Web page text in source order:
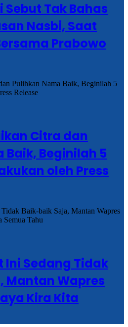
Tak Bahas
Nasbi, Saat
Prabowo
Citra dan
Baik, Beginilah 5
oleh Press
Ini Sedang Tidak
Mantan Wapres
Kira Kita